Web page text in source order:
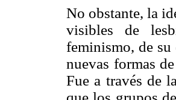
No obstante, la
visibles de
feminismo, de
nuevas formas
Fue a través de